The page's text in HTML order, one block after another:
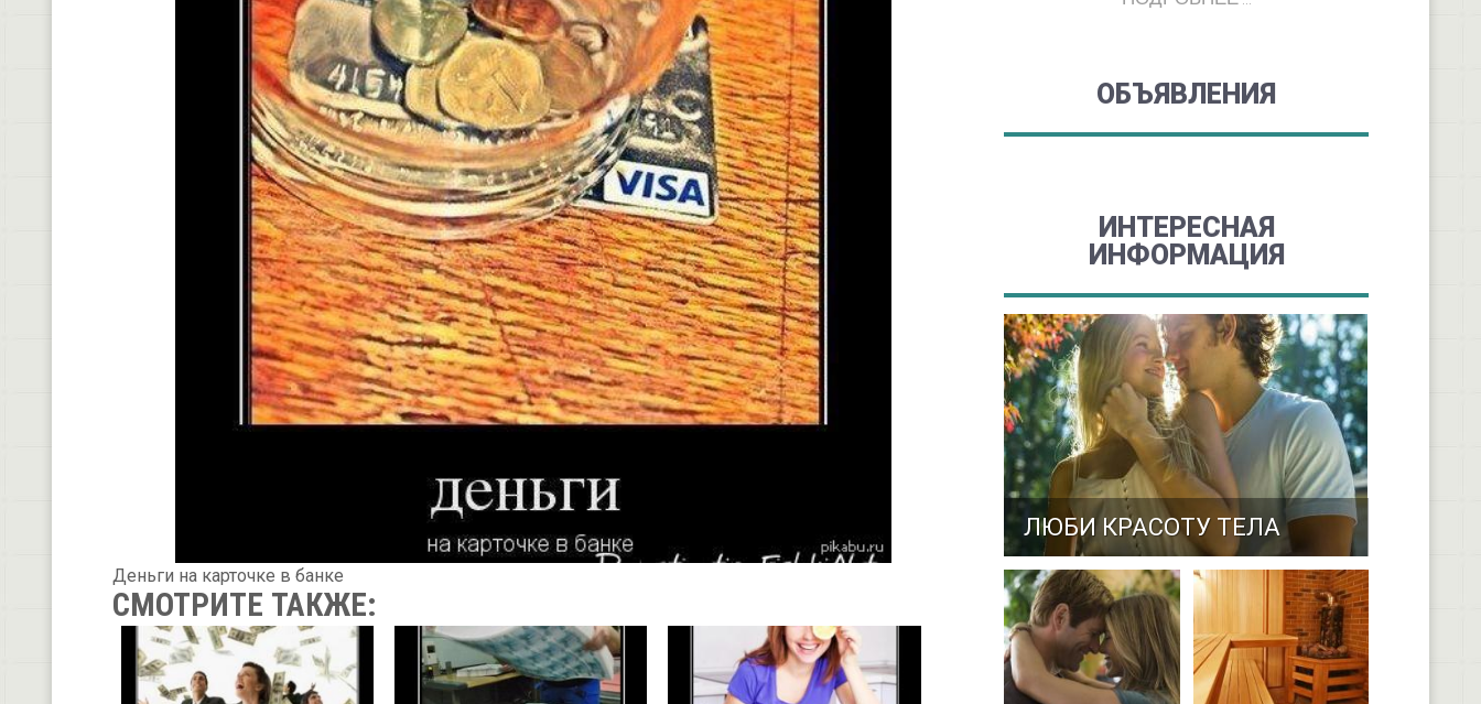
Деньги на карточке в банке
СМОТРИТЕ ТАКЖЕ:
ОБЪЯВЛЕНИЯ
ИНТЕРЕСНАЯ
ИНФОРМАЦИЯ
ЛЮБИ КРАСОТУ ТЕЛА